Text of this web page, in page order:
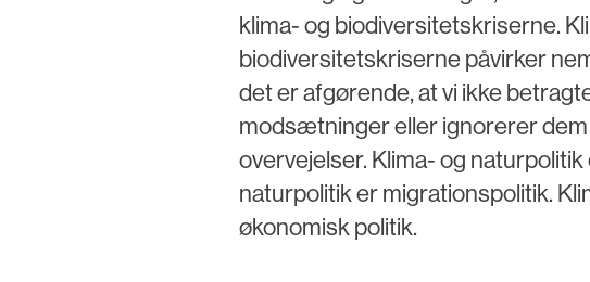
klima- og biodiversitetskriserne.
biodiversitetskriserne påvirker
det er afgørende, at vi ikke
modsætninger eller ignorerer
overvejelser. Klima- og
naturpolitik er migrationspolitik.
økonomisk politik.